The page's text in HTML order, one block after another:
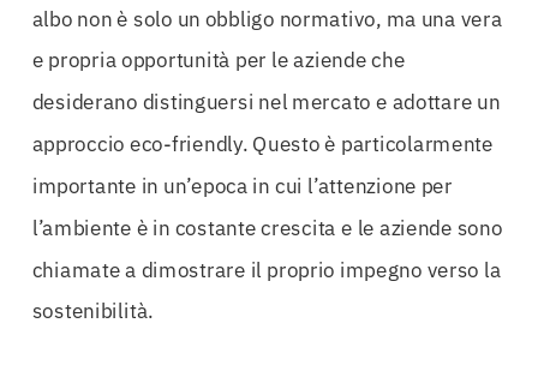
albo non è solo un obbligo normativo, ma una vera
e propria opportunità per le aziende che
desiderano distinguersi nel mercato e adottare un
approccio eco-friendly. Questo è particolarmente
importante in un’epoca in cui l’attenzione per
l’ambiente è in costante crescita e le aziende sono
chiamate a dimostrare il proprio impegno verso la
sostenibilità.